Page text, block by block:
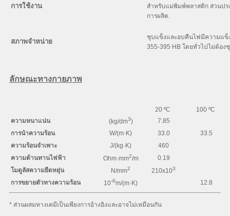
การใช้งาน
สำหรับแม่พิมพ์พลาสติก ส่วนปร
การผลิต.
สภาพจำหน่าย
ชุบแข็งและอบคืนไฟมีความแข็
355-395 HB โดยทั่วไปไม่ต้อง
ลักษณะทางกายภาพ
20 ºC
100 ºC
ความหนาแน่น
(kg/dm3)
7.85
การนำความร้อน
W/(m·K) 33.0
33.5
ความร้อนจำเพาะ
J/(kg·K)
460
ความต้านทานไฟฟ้า
Ohm·mm2/m
0.19
โมดูลัสความยืดหยุ่น
N/mm2 210x103
การขยายตัวทางความร้อน 10-6m/(m·K) 12.8
* ส่วนผสมทางเคมีเป็นเพียงการอ้างอิงและอาจไม่เหมือนกัน